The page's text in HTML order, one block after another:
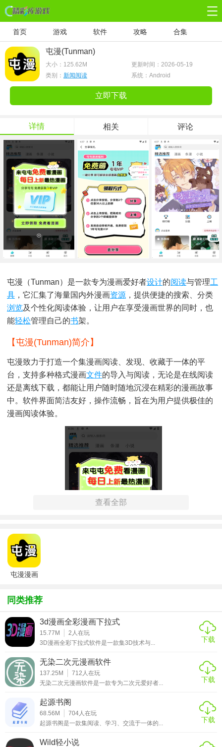
首页 游戏 软件 攻略 合集
屯漫(Tunman)
大小： 125.62M
更新时间：2026-05-19
类别： 新闻阅读 系统：Android
立即下载
详情 相关 评论
屯漫（Tunman）是一款专为漫画爱好者设计的阅读与管理工
具 ，它汇集了海量国内外漫画资源 ，提供便捷的搜索、分类
浏览及个性化阅读体验，让用户在享受漫画世界的同时，也
能轻松管理自己的书架。
【屯漫(Tunman)简介】
屯漫致力于打造一个集漫画阅读、发现、收藏于一体的平
台，支持多种格式漫画文件的导入与阅读，无论是在线阅读
还是离线下载，都能让用户随时随地沉浸在精彩的漫画故事
中。软件界面简洁友好，操作流畅，旨在为用户提供极佳的
漫画阅读体验。
【屯漫(Tunman)功能】
1. 海量资源：汇集国内外热门及小众漫画，覆盖多种题材。
2. 智能搜索：支持关键词搜索，快速定位想看的漫画。
3. 个性化推荐：根据用户喜好，智能推送相似或热门漫画。
4. 书签功能：支持添加书签，方便追踪阅读进度。
5. 离线下载：支持漫画章节的离线下载，无网络也能阅读。
6. 夜间模式：提供夜间阅读模式，保护用户视力。
7. 书架管理：轻松管理个人书架，分类、排序随心所欲。
查看全部
屯漫漫画
同类推荐
3d漫画全彩漫画下拉式
15.77M 2 人在玩
3D漫画全彩下拉式软件是一款集3D技术与...
下载
无染二次元漫画软件
137.25M 712 人在玩
无染二次元漫画软件是一款专为二次元爱好者...
下载
起源书阁
68.56M 704 人在玩
起源书阁是一款集阅读、学习、交流于一体的...
下载
Wild轻小说